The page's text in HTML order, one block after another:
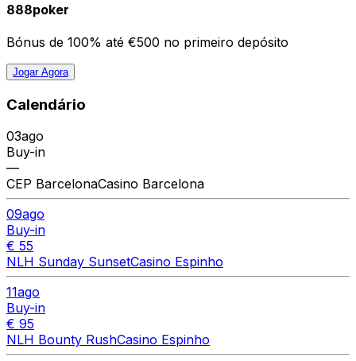
888poker
Bónus de 100% até €500 no primeiro depósito
Jogar Agora
Calendário
03ago
Buy-in
—
CEP BarcelonaCasino Barcelona
09ago
Buy-in
€ 55
NLH Sunday SunsetCasino Espinho
11ago
Buy-in
€ 95
NLH Bounty RushCasino Espinho